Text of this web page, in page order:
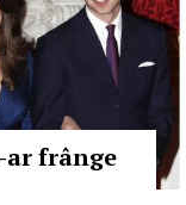
ar frânge